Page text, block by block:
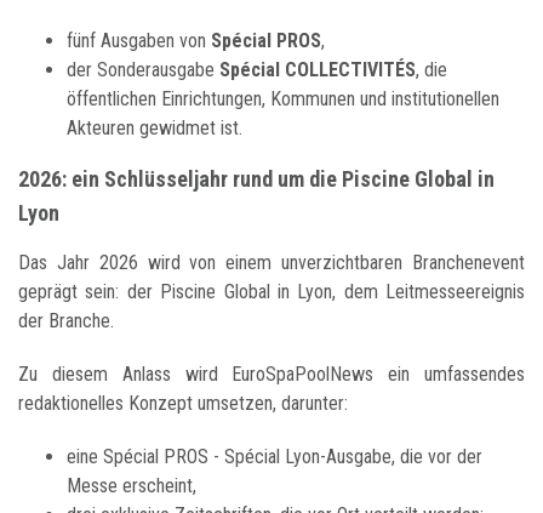
fünf Ausgaben von Spécial PROS,
der Sonderausgabe Spécial COLLECTIVITÉS, die
öffentlichen Einrichtungen, Kommunen und institutionellen
Akteuren gewidmet ist.
2026: ein Schlüsseljahr rund um die Piscine Global in
Lyon
Das Jahr 2026 wird von einem unverzichtbaren Branchenevent
geprägt sein: der Piscine Global in Lyon, dem Leitmesseereignis
der Branche.
Zu diesem Anlass wird EuroSpaPoolNews ein umfassendes
redaktionelles Konzept umsetzen, darunter:
eine Spécial PROS - Spécial Lyon-Ausgabe, die vor der
Messe erscheint,